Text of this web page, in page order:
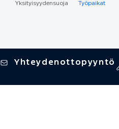
Yksityisyydensuoja Työpaikat
Yhteydenottopyyntö